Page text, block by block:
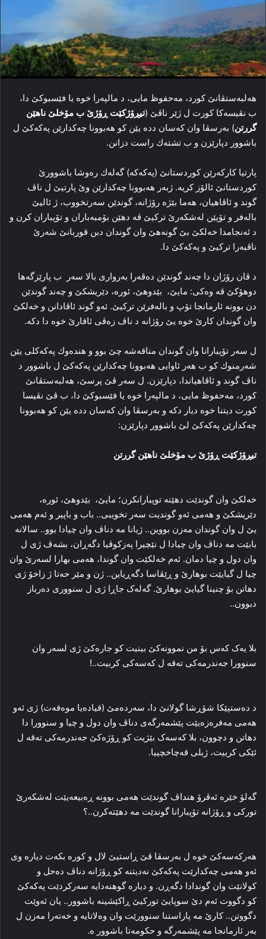
ھەلبەستڤانێ كورد، مەحفوظ مایی، د مالپەرا خوە یا فێسبوكێ دا،
ب نڤیسەكا كورت ل ژێر ناڤێ (تیڕۆژکێت ڕۆژێ ب مۆخلێ ناهێن
گررتن) بەرسڤا وان كەسان ددە یێن كو ھەبوونا چەكدارێن پەكەكێ ل
باشوور دپارێزن و ب تشتەك راست دزانن.
پارتیا كاركەرێن كوردستانێ (پەكەكە) گەلەك رەوشا باشوورێ
كوردستانێ ئالۆز كریە. ژبەر ھەبوونا چەكدارێن وێ پارتیێ ل ناڤ
گوند و ئاڤاھیان، ھەما بێژە رۆژانە، گوندێن سەرتخووب، ژ ئالیێ
بالەفر و تۆپێن لەشكەرێ تركیێ ڤە دھێن بۆمبەباران و تۆپباران كرن و
د ئەنجامدا خەلكێ بێ گونەھێ وان گوندان دبن قوربانێ شەرێ
ناڤبەرا تركیێ و پەكەكێ دا.
د ڤان رۆژان دا چەند گوندێن دەڤەرا بەرواری بالا سەر ب پارێزگەھا
دوھۆكێ ڤە وەكی: مایێ، بێدوهێ، ئورە، دێریشکێ و چەند گوندێن
دن بوونە ئارمانجا تۆپ و بالەفرێن تركیێ. ئەو گوند ئاڤادانن و خەلكێ
وان گوندان كارێ خوە یێ رۆژانە د ناڤ زەڤی ئاقارێ خوە دا دكە.
ل سەر تۆپبارانا وان گوندان مناقەشە چێ بوو و ھندەوك پەكەكلی یێن
شەرمنوك كو ب ھەر ئاوایی ھەبوونا چەكدارێن پەكەكێ ل باشوور د
ناڤ گوند و ئاڤاھیاندا، دپارێزن. ل سەر ڤێ پرسێ، ھەلبەستڤانێ
كورد، مەحفوظ مایی، د مالپەرا خوە یا فێسبوكێ دا، ب ڤێ نڤیسا
كورت دیتنا خوە دیار دكە و بەرسڤا وان كەسان ددە یێن كو ھەبوونا
چەكدارێن پەكەكێ لئ باشوور دپارێزن:
تیڕۆژکێت ڕۆژێ ب مۆخلێ ناهێن گررتن
خەلکێ وان گوندێت دهێنە توپبارانکرن؛ مایێ، بێدوهێ، ئورە،
دێریشکێ و هەمی ئەو گوندیت سەر تخویبی.. باب و باپیر و ئەم هەمی
یێ ل وان گوندان مەزن بووین.. ژیانا مە دناڤ وان چیادا بوو.. سالانە
بابێت مە دناڤ وان چیادا ل نێچیرا پەزکوڤیا دگەڕان، بشەڤ ژی ل
وان دول و چیا دمان. ئەم خەلکێت وان گوندا، هەمی بهارا لسەرێ وان
چیا ل گیایێت بوهارێ و ڕێڤاسا دگەڕیاین.. ژن و مێر حەتا ژ زاخۆ ژی
دهاتن بۆ چنینا گیایێ بوهارێ. گەلەک جاڕا ژی ل سنووری دەرباز
دبوون..
بلا یەک کەس بۆ من نموونەکێ بینیت کو جارەکێ ژی لسەر وان
سنوورا جەندرمەکی تەقە ل کەسەکی کربیت..!
د دەستپێکا شۆڕشا گولانێ دا، سەردەمێ (قیادەیا موەقەت) ژی ئەو
هەمی مەفرەزەیێت پێشمەرگەی دناڤ وان دول و چیا و سنوورا دا
دهاتن و دچوون، بلا کەسەک بێژیت کو ڕۆژەکێ جەندرمەکی تەقە ل
ئێکی کربیت، ژبلی قەچاخچییا.
گەلۆ خێرە ئەڤرۆ هنداڤ گوندێت هەمی بوونە ڕەبیعەیێت لەشکەرێ
تورکی و ڕۆژانە تۆپبارانا گوندێت مە دهێتەکرن..؟
هەرکەسەکێ خوە ل بەرسڤا ڤێ ڕاستیێ لال و کورە بکەت دیارە وی
ئەو هەمی چەکدارێت پەکەکێ نەدیتنە کو ڕۆژانە دناڤ دەحل و
کولانێت وان گوندادا دگەڕن. و دیارە گوهنەدایە سەرکردێت پەکەکێ
کو دگووت ئەم دێ سوپایێ تورکیێ ڕاکێشینە باشوور.. یان ئەوێت
دگووتن.. کارێ مە پاراستنا سنوورێت وان وەلاتایە و خەتەرا مەزن ل
بەر ئارمانجا مە پێشمەرگە و حکومەتا باشوور ە.